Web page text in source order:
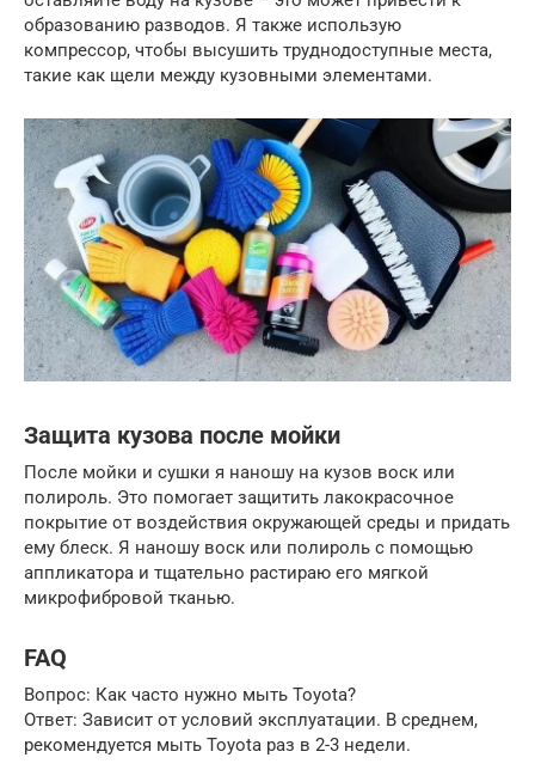
образованию разводов. Я также использую
компрессор, чтобы высушить труднодоступные места,
такие как щели между кузовными элементами.
Защита кузова после мойки
После мойки и сушки я наношу на кузов воск или
полироль. Это помогает защитить лакокрасочное
покрытие от воздействия окружающей среды и придать
ему блеск. Я наношу воск или полироль с помощью
аппликатора и тщательно растираю его мягкой
микрофибровой тканью.
FAQ
Вопрос: Как часто нужно мыть Toyota?
Ответ: Зависит от условий эксплуатации. В среднем,
рекомендуется мыть Toyota раз в 2-3 недели.